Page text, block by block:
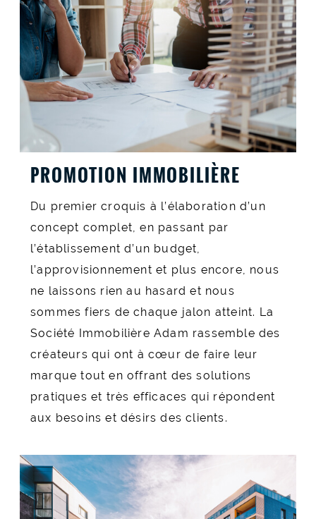
PROMOTION IMMOBILIÈRE
Du premier croquis à l’élaboration d’un
concept complet, en passant par
l’établissement d’un budget,
l’approvisionnement et plus encore, nous
ne laissons rien au hasard et nous
sommes fiers de chaque jalon atteint. La
Société Immobilière Adam rassemble des
créateurs qui ont à cœur de faire leur
marque tout en offrant des solutions
pratiques et très efficaces qui répondent
aux besoins et désirs des clients.